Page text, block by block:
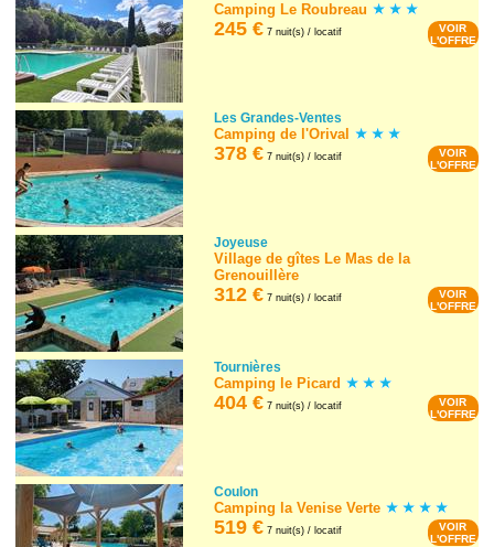
Camping Le Roubreau
245 € 7 nuit(s) / locatif
VOIR
L'OFFRE
Les Grandes-Ventes
Camping de l'Orival
378 € 7 nuit(s) / locatif
VOIR
L'OFFRE
Joyeuse
Village de gîtes Le Mas de la
Grenouillère
312 € 7 nuit(s) / locatif
VOIR
L'OFFRE
Tournières
Camping le Picard
404 € 7 nuit(s) / locatif
VOIR
L'OFFRE
Coulon
Camping la Venise Verte
519 € 7 nuit(s) / locatif
VOIR
L'OFFRE